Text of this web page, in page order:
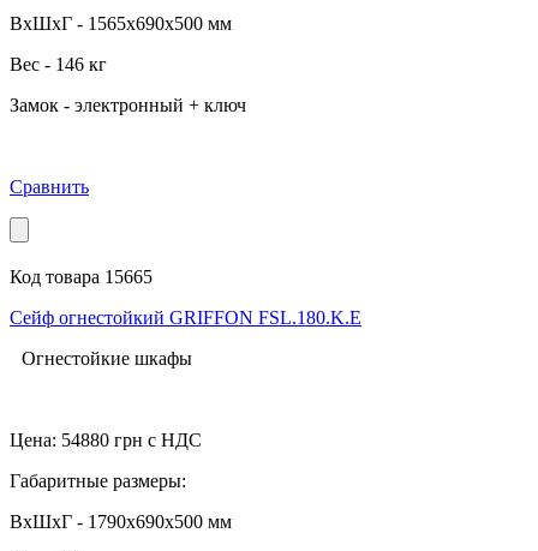
ВхШхГ - 1565x690x500 мм
Вес - 146 кг
Замок - электронный + ключ
Сравнить
Код товара 15665
Сейф огнестойкий GRIFFON FSL.180.K.Е
Огнестойкие шкафы
Цена: 54880 грн с НДС
Габаритные размеры:
ВхШхГ - 1790x690x500 мм